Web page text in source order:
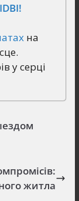
на
у серці
житла